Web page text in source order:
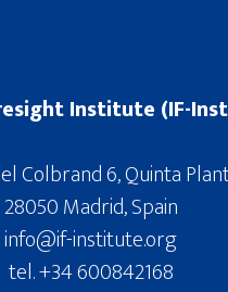
Institute (IF-
Colbrand 6, Quinta
28050 Madrid, Spain
info@if-institute.org
tel. +34 600842168